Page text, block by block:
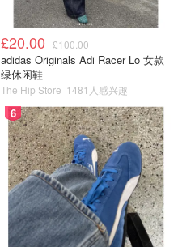
£20.00 £100.00
adidas Originals Adi Racer Lo 女款
绿休闲鞋
The Hip Store 1481人感兴趣
6